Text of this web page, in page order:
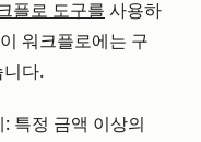
플로 도구를 사용하
워크플로에는 구
니다.
: 특정 금액 이상의